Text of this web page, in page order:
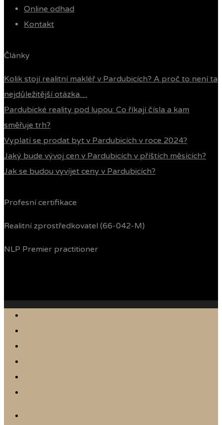
Online odhad
Kontakt
Články
Kolik stojí realitní makléř v Pardubicích? A proč to není ta
nejdůležitější otázka…
Pardubické reality pod lupou: Co říkají čísla a kam
směřuje trh?
Vyplatí se prodat byt v Pardubicích v roce 2024?
Jaký bude vývoj cen v Pardubicích v příštích měsících?
Jak se budou vyvíjet ceny v Pardubicích?
Profesní certifikace
Realitní zprostředkovatel (66-042-M)
NLP Premier practitioner